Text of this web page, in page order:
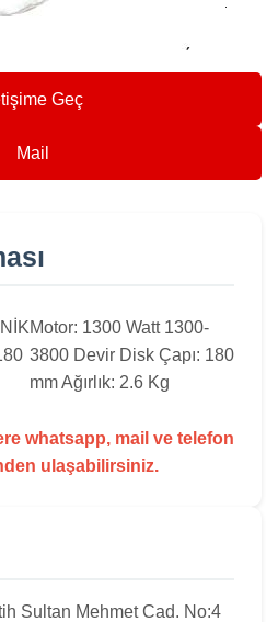
Geç
Mail
Motor: 1300 Watt 1300-
3800 Devir Disk Çapı: 180
mm Ağırlık: 2.6 Kg
whatsapp, mail ve telefon
ulaşabilirsiniz.
Sultan Mehmet Cad. No:4